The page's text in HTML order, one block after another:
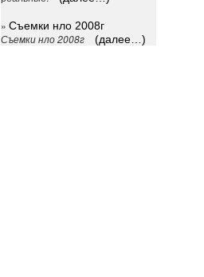
»Съемки нло 2008г
Съемки нло 2008г (далее…)